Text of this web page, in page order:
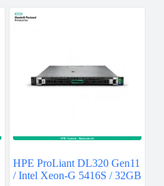
HPE ProLiant DL320 Gen11
/ Intel Xeon-G 5416S / 32GB